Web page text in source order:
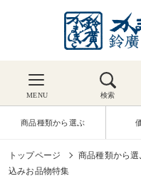
MENU 検索
商品種類から選ぶ
トップページ 商品種類から選
込みお品物特集